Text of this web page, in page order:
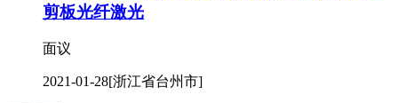
剪板光纤激光
面议
2021-01-28[浙江省台州市]